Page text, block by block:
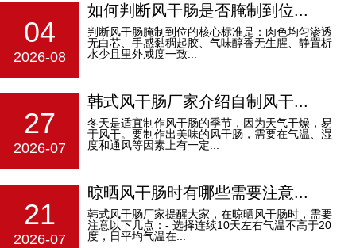
04
2026-08
如何判断风干肠是否腌制到位...
判断风干肠腌制到位的核心标准是：‌肉色均匀渗透
无白芯、手感黏稠起胶、气味醇香无生腥、静置析
水少且里外咸度一致‌...
27
2026-07
韩式风干肠厂家介绍自制风干...
冬天是适宜制作风干肠的季节，因为天气干燥，易
于风干。要制作出美味的风干肠，需要在气温、湿
度和通风等因素上有一定...
21
2026-07
晾晒风干肠时有哪些需要注意...
韩式风干肠厂家提醒大家，在晾晒风干肠时，需要
注意以下几点：- 选择连续10天左右气温不高于20
度，日平均气温在...